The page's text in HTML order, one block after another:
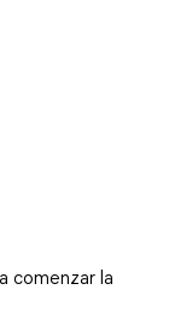
comenzar la